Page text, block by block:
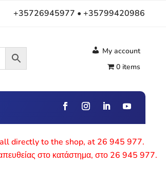
+35726945977 • +35799420986
My account
0 items
directly to the shop, at 26 945 977.
στο κατάστημα, στο 26 945 977.